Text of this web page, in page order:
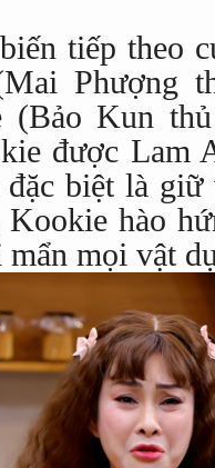
tiếp theo
Phượng
(Bảo Kun
được Lam
biệt là
hào
mọi vật